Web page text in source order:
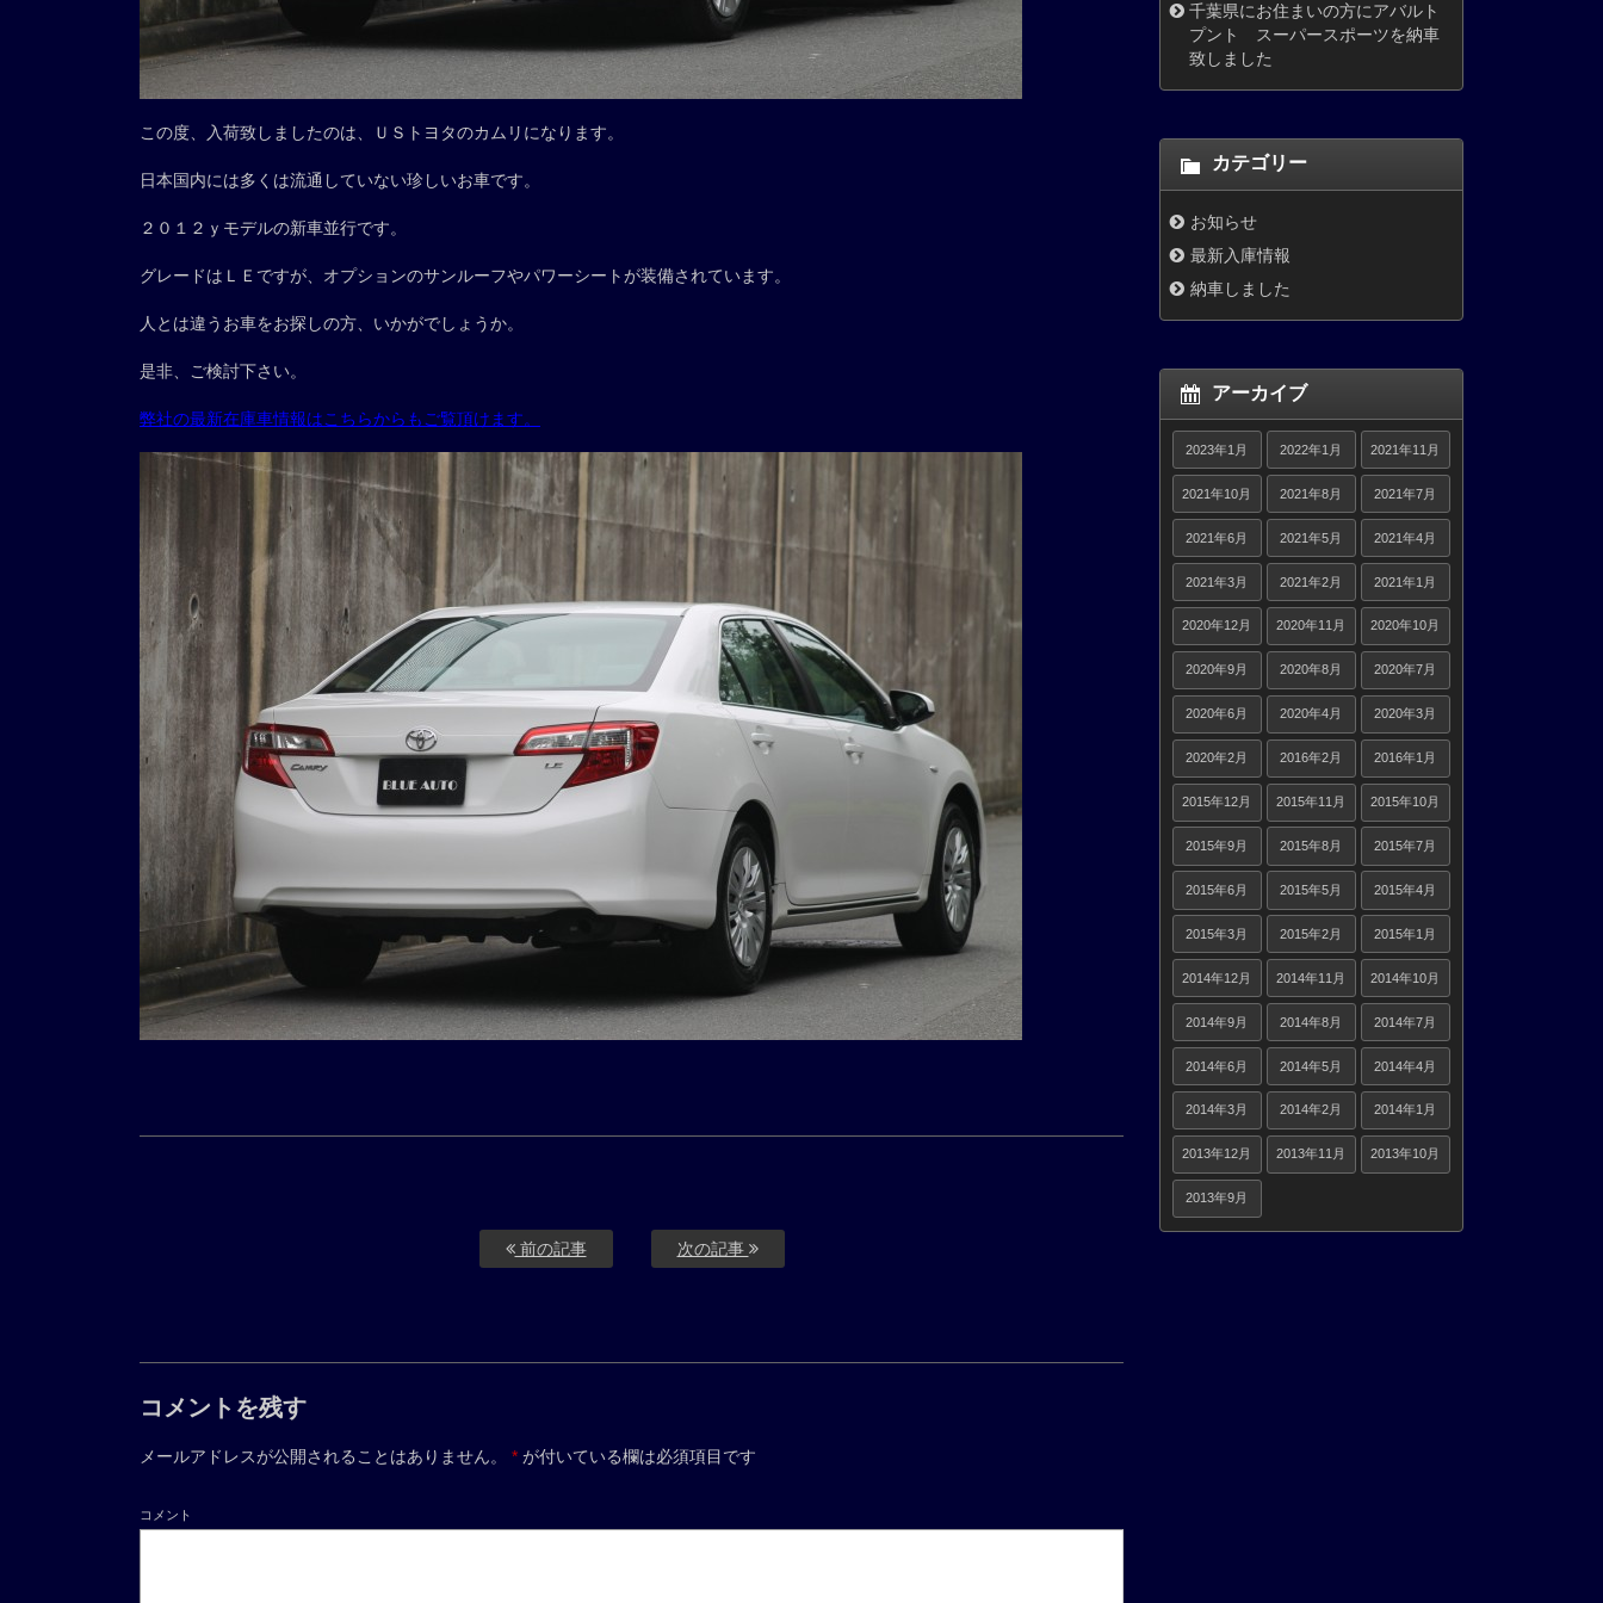
この度、入荷致しましたのは、ＵＳトヨタのカムリになります。
日本国内には多くは流通していない珍しいお車です。
２０１２ｙモデルの新車並行です。
グレードはＬＥですが、オプションのサンルーフやパワーシートが装備されています。
人とは違うお車をお探しの方、いかがでしょうか。
是非、ご検討下さい。
弊社の最新在庫車情報はこちらからもご覧頂けます。
前の記事 次の記事
コメントを残す
メールアドレスが公開されることはありません。 * が付いている欄は必須項目です
コメント
千葉県にお住まいの方にアバルト
プント スーパースポーツを納車
致しました
カテゴリー
お知らせ
最新入庫情報
納車しました
アーカイブ
2023年1月 2022年1月 2021年11月
2021年10月 2021年8月 2021年7月
2021年6月 2021年5月 2021年4月
2021年3月 2021年2月 2021年1月
2020年12月 2020年11月 2020年10月
2020年9月 2020年8月 2020年7月
2020年6月 2020年4月 2020年3月
2020年2月 2016年2月 2016年1月
2015年12月 2015年11月 2015年10月
2015年9月 2015年8月 2015年7月
2015年6月 2015年5月 2015年4月
2015年3月 2015年2月 2015年1月
2014年12月 2014年11月 2014年10月
2014年9月 2014年8月 2014年7月
2014年6月 2014年5月 2014年4月
2014年3月 2014年2月 2014年1月
2013年12月 2013年11月 2013年10月
2013年9月